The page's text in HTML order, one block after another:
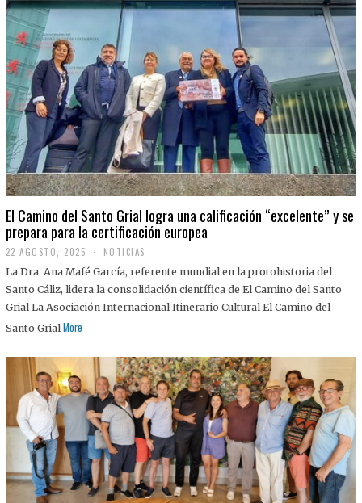
El Camino del Santo Grial logra una calificación “excelente” y se
prepara para la certificación europea
22 AGOSTO, 2025
2
A
G
O
S
2
5
NOTICIAS
La Dra. Ana Mafé García, referente mundial en la protohistoria del
Santo Cáliz, lidera la consolidación científica de El Camino del Santo
Grial La Asociación Internacional Itinerario Cultural El Camino del
Santo Grial More